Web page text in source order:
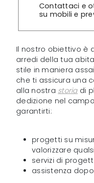
Contattaci e
su mobili e
Il nostro obiettivo è
arredi della tua
stile in maniera
che ti assicura una
alla nostra storiadi
dedizione nel
garantirti:
progetti su
valorizzare
servizi di
assistenza